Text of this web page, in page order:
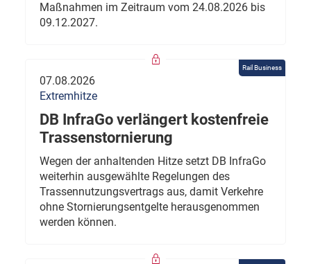
Maßnahmen im Zeitraum vom 24.08.2026 bis
09.12.2027.
Rail Business
07.08.2026
Extremhitze
DB InfraGo verlängert kostenfreie
Trassenstornierung
Wegen der anhaltenden Hitze setzt DB InfraGo
weiterhin ausgewählte Regelungen des
Trassennutzungsvertrags aus, damit Verkehre
ohne Stornierungsentgelte herausgenommen
werden können.